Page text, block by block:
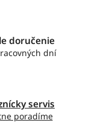
doručenie
dní
servis
poradíme